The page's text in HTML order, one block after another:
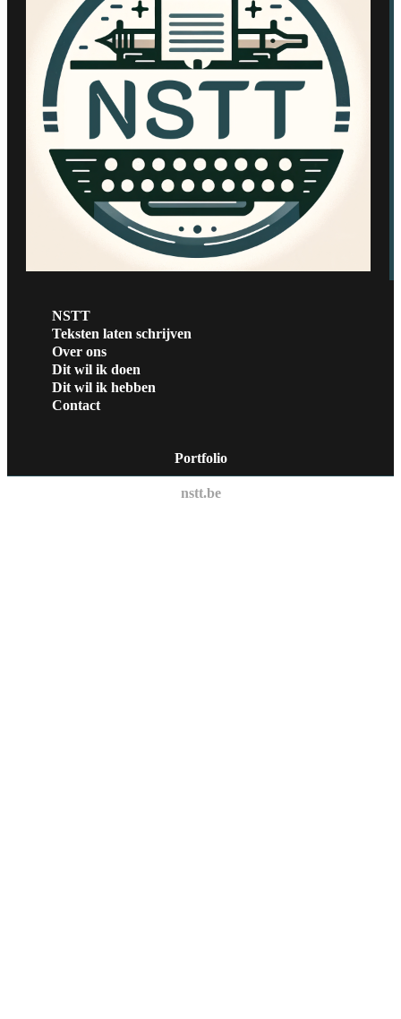
NSTT
Teksten laten schrijven
Over ons
Dit wil ik doen
Dit wil ik hebben
Contact
Portfolio
nstt.be